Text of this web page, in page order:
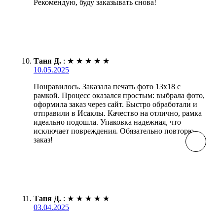
Рекомендую, буду заказывать снова!
Таня Д. : ★ ★ ★ ★ ★
10.05.2025
Понравилось. Заказала печать фото 13х18 с
рамкой. Процесс оказался простым: выбрала фото,
оформила заказ через сайт. Быстро обработали и
отправили в Исаклы. Качество на отлично, рамка
идеально подошла. Упаковка надежная, что
исключает повреждения. Обязательно повторю
заказ!
Таня Д. : ★ ★ ★ ★ ★
03.04.2025